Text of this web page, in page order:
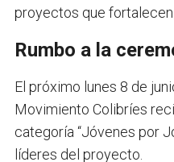
proyectos que
Rumbo a la
El próximo lunes 8 de
Movimiento Colibríes
categoría “Jóvenes por
líderes del proyecto.